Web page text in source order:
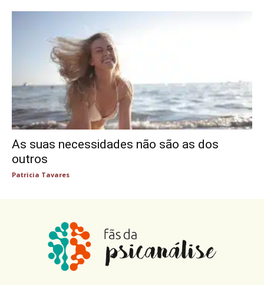
As suas necessidades não são as dos
outros
Patricia Tavares